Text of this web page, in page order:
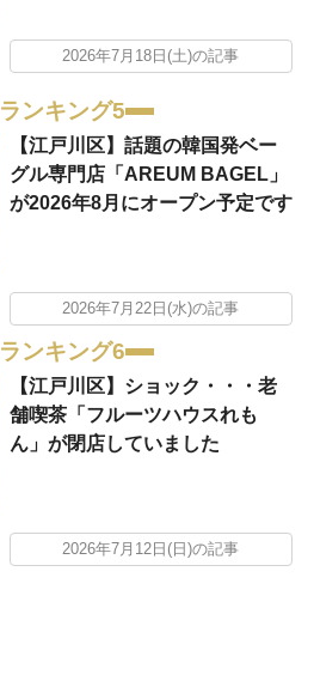
2026年7月18日(土)の記事
ランキング5
【江戸川区】話題の韓国発ベー
グル専門店「AREUM BAGEL」
が2026年8月にオープン予定です
2026年7月22日(水)の記事
ランキング6
【江戸川区】ショック・・・老
舗喫茶「フルーツハウスれも
ん」が閉店していました
2026年7月12日(日)の記事